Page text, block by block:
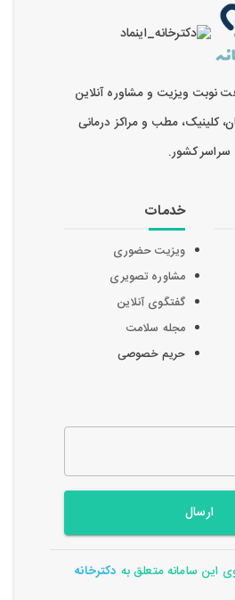
نوبت ویزیت و مشاوره آنلاین
کلینیک، مطب و مراکز درمانی
سراسر کشور.
خدمات
ویزیت حضوری
مشاوره تصویری
گفتگوی آنلاین
مجله سلامت
حریم خصوصی
ارسال
این سامانه متعلق به دکترخانه